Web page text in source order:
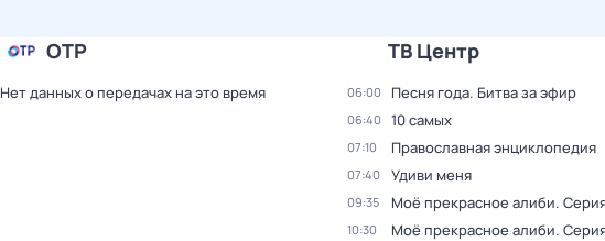
ОТР
Нет данных о передачах на это время
ТВ Центр
06:00 Песня года. Битва за эфир
06:40 10 самых
07:10 Православная энциклопедия
07:40 Удиви меня
09:35 Моё прекрасное алиби.
10:30 Моё прекрасное алиби.